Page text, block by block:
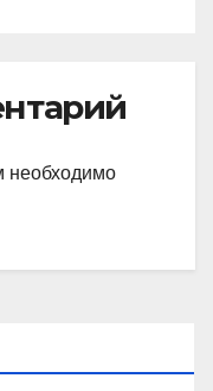
необходимо